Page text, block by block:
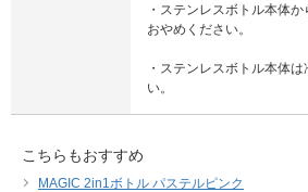
・ステンレスボトル本体
おやめください。
・ステンレスボトル本体
い。
こちらもおすすめ
MAGIC 2in1ボトル パステルピンク